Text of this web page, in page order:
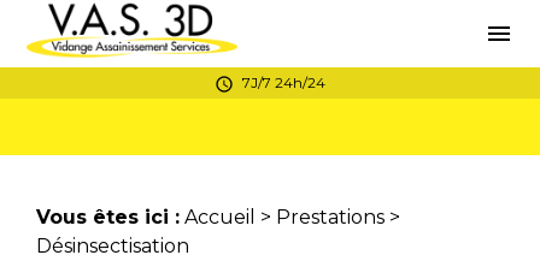
menu
schedule 7J/7 24h/24
Vous êtes ici : Accueil > Prestations>
Désinsectisation
Panneau de gestion des cookies